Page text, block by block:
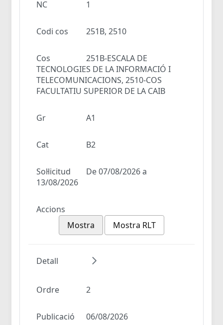
NC 1
Codi cos 251B, 2510
Cos
251B-ESCALA DE
TECNOLOGIES DE LA INFORMACIÓ I
TELECOMUNICACIONS, 2510-COS
FACULTATIU SUPERIOR DE LA CAIB
Gr A1
Cat B2
Sol·licitud
De 07/08/2026 a
13/08/2026
Accions
Mostra
Mostra RLT
Detall
Ordre 2
Publicació 06/08/2026